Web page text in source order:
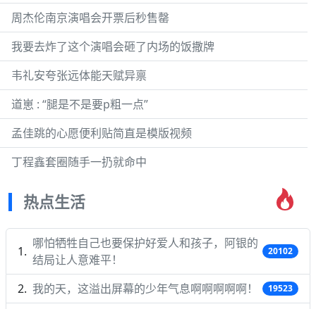
周杰伦南京演唱会开票后秒售罄
我要去炸了这个演唱会砸了内场的饭撒牌
韦礼安夸张远体能天赋异禀
道崽 : “腿是不是要p粗一点”
孟佳跳的心愿便利贴简直是模版视频
丁程鑫套圈随手一扔就命中
热点生活
哪怕牺牲自己也要保护好爱人和孩子，阿银的
结局让人意难平！
20102
我的天，这溢出屏幕的少年气息啊啊啊啊啊！ 19523